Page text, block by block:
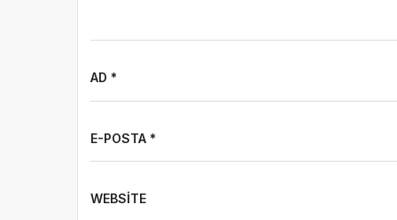
AD *
E-POSTA *
WEBSITE